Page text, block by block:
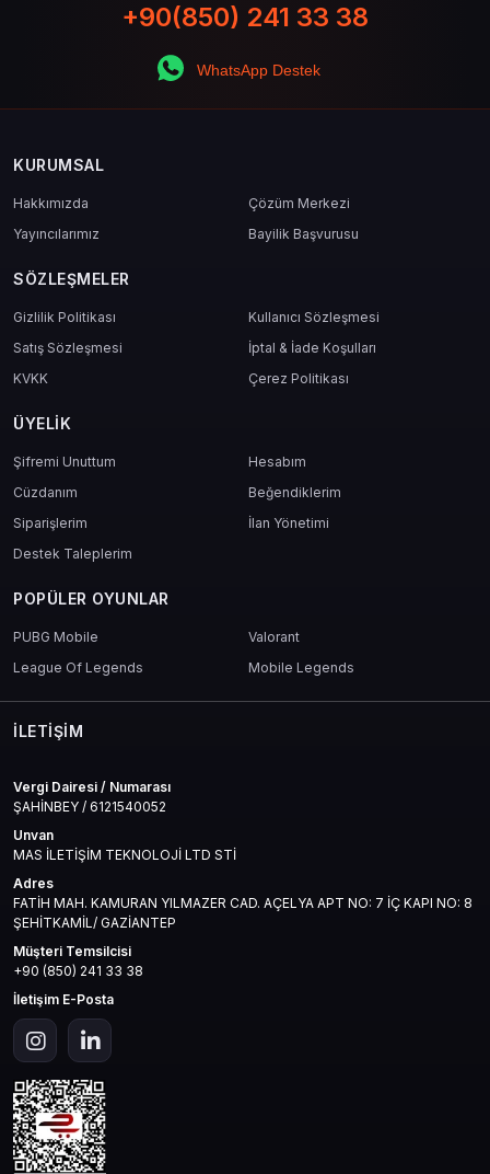
+90(850) 241 33 38
WhatsApp Destek
KURUMSAL
Hakkımızda
Çözüm Merkezi
Yayıncılarımız
Bayilik Başvurusu
SÖZLEŞMELER
Gizlilik Politikası
Kullanıcı Sözleşmesi
Satış Sözleşmesi
İptal & İade Koşulları
KVKK
Çerez Politikası
ÜYELIK
Şifremi Unuttum
Hesabım
Cüzdanım
Beğendiklerim
Siparişlerim
İlan Yönetimi
Destek Taleplerim
POPÜLER OYUNLAR
PUBG Mobile
Valorant
League Of Legends
Mobile Legends
İLETIŞIM
Vergi Dairesi / Numarası
ŞAHİNBEY / 6121540052
Unvan
MAS İLETİŞİM TEKNOLOJİ LTD STİ
Adres
FATİH MAH. KAMURAN YILMAZER CAD. AÇELYA APT NO: 7 İÇ KAPI NO: 8
ŞEHİTKAMİL/ GAZİANTEP
Müşteri Temsilcisi
+90 (850) 241 33 38
İletişim E-Posta